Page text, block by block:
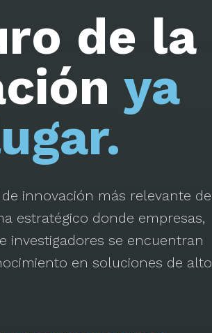
de la
ya
innovación más relevante de
estratégico donde empresas,
investigadores se encuentran
en soluciones de alto